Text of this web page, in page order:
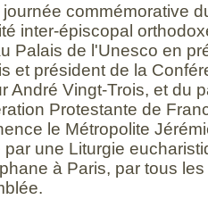
commémorative
inter-épiscopal
Palais de l'Unesco en
et président de la
André Vingt-Trois, et du
Protestante de
le Métropolite
une Liturgie
à Paris, par tous